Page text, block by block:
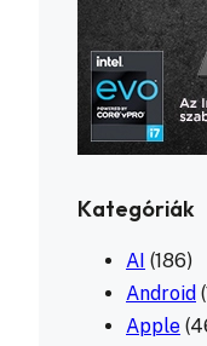
Kategóriák
AI (186)
Android
Apple